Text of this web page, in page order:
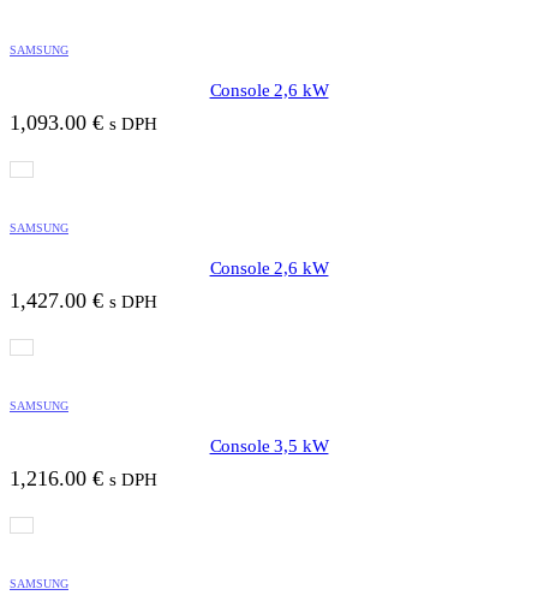
SAMSUNG
Console 2,6 kW
1,093.00 € s DPH
SAMSUNG
Console 2,6 kW
1,427.00 € s DPH
SAMSUNG
Console 3,5 kW
1,216.00 € s DPH
SAMSUNG